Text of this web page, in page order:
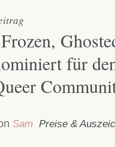
für
Sam Preise &